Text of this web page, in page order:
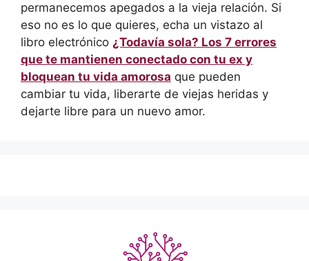
permanecemos apegados a la vieja relación. Si
eso no es lo que quieres, echa un vistazo al
libro electrónico ¿Todavía sola? Los 7 errores
que te mantienen conectado con tu ex y
bloquean tu vida amorosa que pueden
cambiar tu vida, liberarte de viejas heridas y
dejarte libre para un nuevo amor.